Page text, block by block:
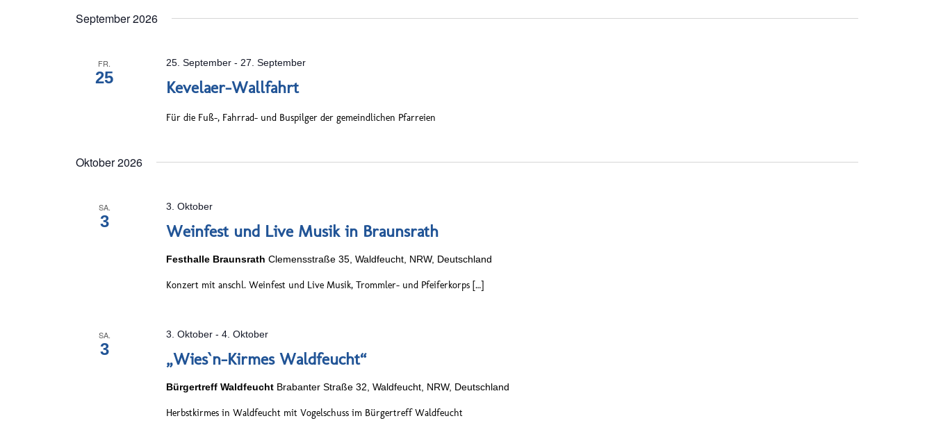
Schlüsselwort.
September 2026
FR.
25 Kevelaer-Wallfahrt
25. September - 27. September
Für die Fuß-, Fahrrad- und Buspilger der gemeindlichen Pfarreien
Oktober 2026
SA.
3 Weinfest und Live Musik in Braunsrath
3. Oktober
Festhalle BraunsrathClemensstraße 35, Waldfeucht, NRW, Deutschland
Konzert mit anschl. Weinfest und Live Musik, Trommler- und Pfeiferkorps […]
SA.
3 „Wies`n-Kirmes Waldfeucht“
3. Oktober -4. Oktober
Bürgertreff Waldfeucht Brabanter Straße 32, Waldfeucht, NRW, Deutschland
Herbstkirmes in Waldfeucht mit Vogelschuss im Bürgertreff Waldfeucht